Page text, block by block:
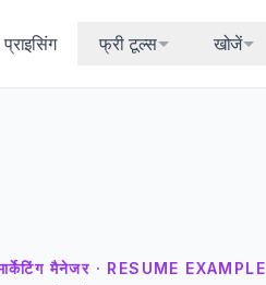
प्राइसिंग फ्री टूल्स खोजें
मैनेजर · RESUME EXAMPLE